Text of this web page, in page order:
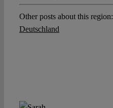
Other posts about this region:
Deutschland